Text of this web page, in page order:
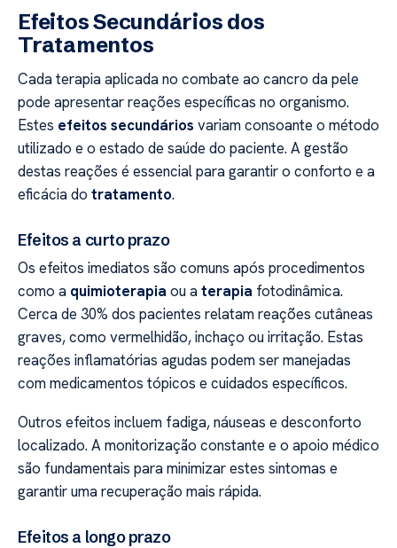
Efeitos Secundários dos
Tratamentos
Cada terapia aplicada no combate ao cancro da pele
pode apresentar reações específicas no organismo.
Estes efeitos secundários variam consoante o método
utilizado e o estado de saúde do paciente. A gestão
destas reações é essencial para garantir o conforto e a
eficácia do tratamento.
Efeitos a curto prazo
Os efeitos imediatos são comuns após procedimentos
como a quimioterapia ou aterapia fotodinâmica.
Cerca de 30% dos pacientes relatam reações cutâneas
graves, como vermelhidão, inchaço ou irritação. Estas
reações inflamatórias agudas podem ser manejadas
com medicamentos tópicos e cuidados específicos.
Outros efeitos incluem fadiga, náuseas e desconforto
localizado. A monitorização constante e o apoio médico
são fundamentais para minimizar estes sintomas e
garantir uma recuperação mais rápida.
Efeitos a longo prazo